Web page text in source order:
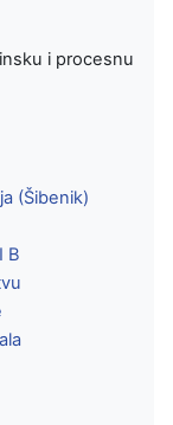
i procesnu
(Šibenik)
B